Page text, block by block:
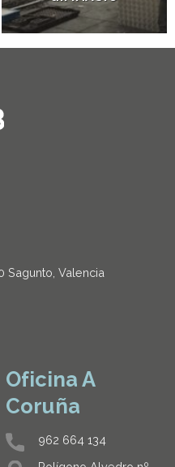
Sagunto, Valencia
Oficina A
Coruña
962 664 134